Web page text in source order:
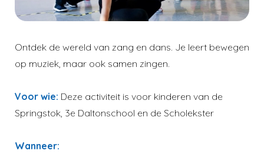
Ontdek de wereld van zang en dans. Je leert bewegen
op muziek, maar ook samen zingen.
Voor wie: Deze activiteit is voor kinderen van de
Springstok, 3e Daltonschool en de Scholekster
Wanneer: